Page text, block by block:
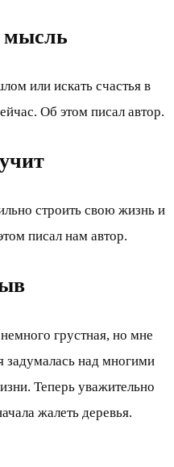
мысль
или искать счастья в
Об этом писал автор.
строить свою жизнь и
писал нам автор.
грустная, но мне
задумалась над многими
Теперь уважительно
жалеть деревья.